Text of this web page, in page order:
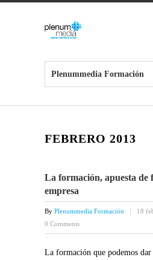
Plenummedia Formación
FEBRERO 2013
La formación, apuesta de
empresa
By Plenummedia Formación
18
0 Comments
La formación que podemos dar